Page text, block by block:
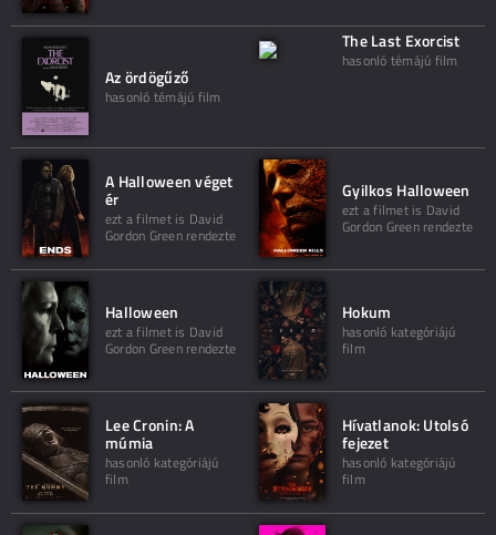
Az ördögűző
hasonló témájú film
The Last Exorcist
hasonló témájú film
A Halloween véget
ér
ezt a filmet is David
Gordon Green rendezte
Gyilkos Halloween
ezt a filmet is David
Gordon Green rendezte
Halloween
ezt a filmet is David
Gordon Green rendezte
Hokum
hasonló kategóriájú
film
Lee Cronin: A
múmia
hasonló kategóriájú
film
Hívatlanok: Utolsó
fejezet
hasonló kategóriájú
film